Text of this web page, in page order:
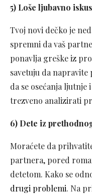
5) Loše ljubavno
Tvoj novi dečko je
spremni da vaš
ponavlja greške iz
savetuju da napravite
da se osećanja
trezveno analizirati
6) Dete iz
Moraćete da
partnera, pored
detetom. Kako se
drugi problemi. Na